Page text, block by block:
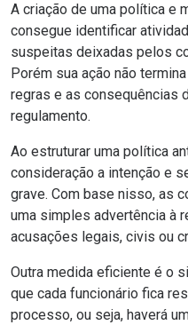
A criação de uma política e
consegue identificar
suspeitas deixadas pelos
Porém sua ação não
regras e as consequências
regulamento.
Ao estruturar uma política
consideração a intenção e
grave. Com base nisso, as
uma simples advertência à
acusações legais, civis ou
Outra medida eficiente é o
que cada funcionário fica
processo, ou seja, haverá